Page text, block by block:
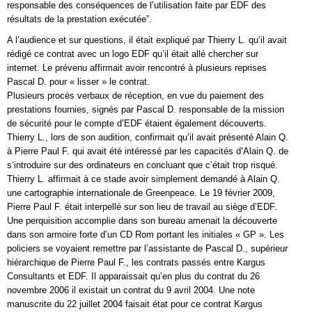
responsable des conséquences de l’utilisation faite par EDF des
résultats de la prestation exécutée”.
A l’audience et sur questions, il était expliqué par Thierry L. qu’il avait
rédigé ce contrat avec un logo EDF qu’il était allé chercher sur
internet. Le prévenu affirmait avoir rencontré à plusieurs reprises
Pascal D. pour « lisser » le contrat.
Plusieurs procès verbaux de réception, en vue du paiement des
prestations fournies, signés par Pascal D. responsable de la mission
de sécurité pour le compte d’EDF étaient également découverts.
Thierry L., lors de son audition, confirmait qu’il avait présenté Alain Q.
à Pierre Paul F. qui avait été intéressé par les capacités d’Alain Q. de
s’introduire sur des ordinateurs en concluant que c’était trop risqué.
Thierry L. affirmait à ce stade avoir simplement demandé à Alain Q.
une cartographie internationale de Greenpeace. Le 19 février 2009,
Pierre Paul F. était interpellé sur son lieu de travail au siège d’EDF.
Une perquisition accomplie dans son bureau amenait la découverte
dans son armoire forte d’un CD Rom portant les initiales « GP ». Les
policiers se voyaient remettre par l’assistante de Pascal D., supérieur
hiérarchique de Pierre Paul F., les contrats passés entre Kargus
Consultants et EDF. Il apparaissait qu’en plus du contrat du 26
novembre 2006 il existait un contrat du 9 avril 2004. Une note
manuscrite du 22 juillet 2004 faisait état pour ce contrat Kargus